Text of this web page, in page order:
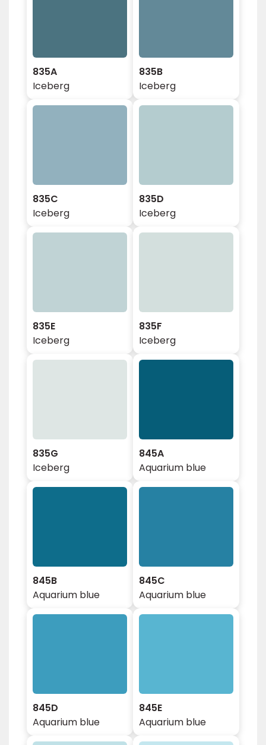
835A
Iceberg
835B
Iceberg
835C
Iceberg
835D
Iceberg
835E
Iceberg
835F
Iceberg
835G
Iceberg
845A
Aquarium blue
845B
Aquarium blue
845C
Aquarium blue
845D
Aquarium blue
845E
Aquarium blue